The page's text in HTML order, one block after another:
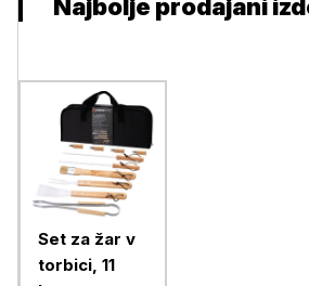
Najbolje prodajani
Set za žar v
torbici, 11